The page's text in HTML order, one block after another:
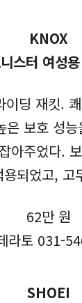
KNOX
스터 여성
딩 재킷.
보호 성
아주었다.
되었고,
62만 원
라토 031-
SHOEI